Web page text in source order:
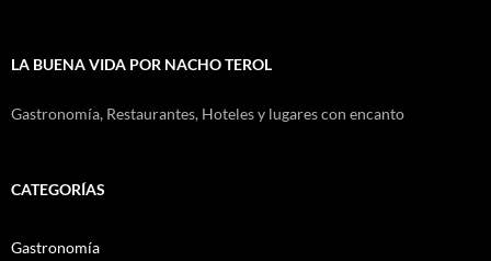
LA BUENA VIDA POR NACHO TEROL
Gastronomía, Restaurantes, Hoteles y lugares con encanto
CATEGORÍAS
Gastronomía